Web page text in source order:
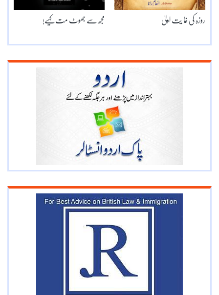
مجھ سے جھوٹ مت کہیے! روزہ کی غا یت اولیٰ